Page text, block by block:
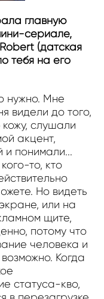
главную
сериале,
(датская
тебя на его
нужно. Мне
видели до того,
слушали
акцент,
и понимали...
то, кто
Но видеть
или на
щите,
потому что
человека и
Когда
статуса-кво,